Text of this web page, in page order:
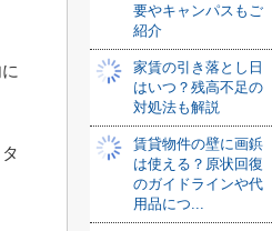
要やキャンパスもご
紹介
家賃の引き落とし日
はいつ？残高不足の
対処法も解説
賃貸物件の壁に画鋲
は使える？原状回復
のガイドラインや代
用品につ...